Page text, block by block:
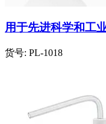
用于先进科学和工
货号: PL-1018